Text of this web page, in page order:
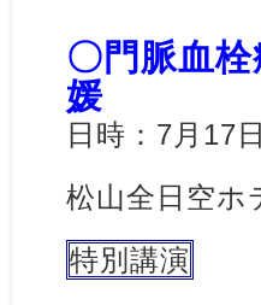
〇門脈血
媛
日時：7月17
松山全日空
特別講演